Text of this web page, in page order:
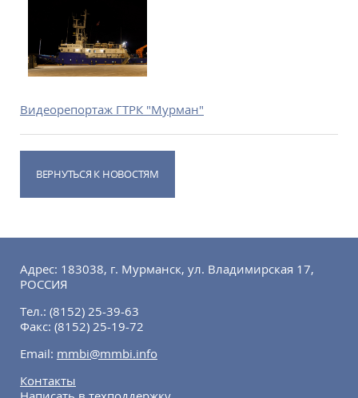
Видеорепортаж ГТРК "Мурман"
ВЕРНУТЬСЯ К НОВОСТЯМ
Адрес: 183038, г. Мурманск, ул. Владимирская 17,
РОССИЯ
Тел.: (8152) 25-39-63
Факс: (8152) 25-19-72
Email: mmbi@mmbi.info
Контакты